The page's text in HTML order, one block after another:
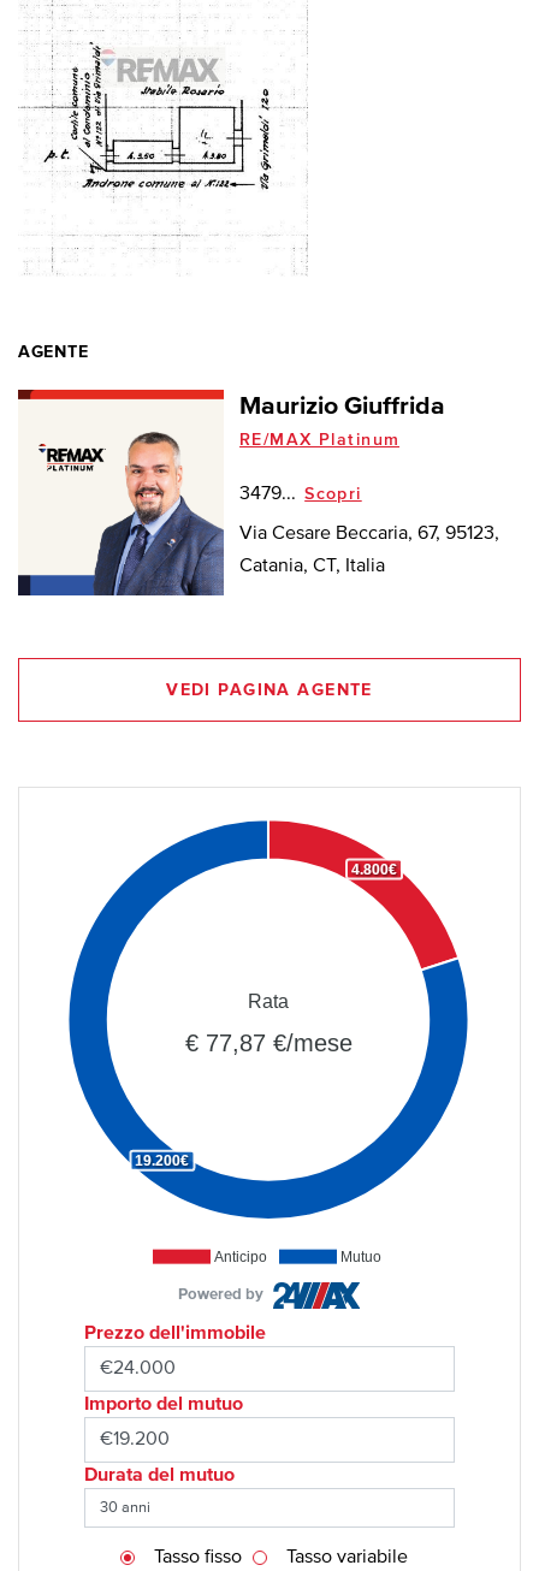
AGENTE
Maurizio Giuffrida
RE/MAX Platinum
3479... Scopri
Via Cesare Beccaria, 67, 95123,
Catania, CT, Italia
VEDI PAGINA AGENTE
Anticipo Mutuo
4.800€
19.200€
Rata
€ 77,87 €/mese
Powered by
Prezzo dell'immobile
Importo del mutuo
Durata del mutuo
Tasso fisso Tasso variabile